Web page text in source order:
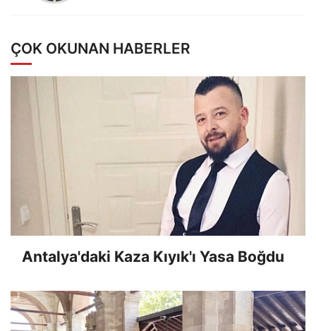
ÇOK OKUNAN HABERLER
Antalya'daki Kaza Kıyık'ı Yasa Boğdu